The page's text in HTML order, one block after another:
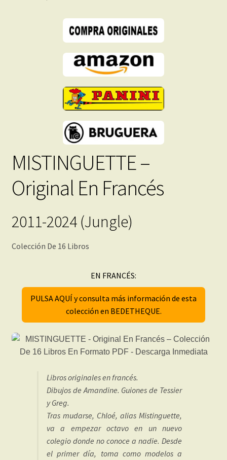
MISTINGUETTE –
Original En Francés
2011-2024 (Jungle)
Colección De 16 Libros
EN FRANCÉS:
PULSA AQUÍ y consulta más información de esta
colección en BEDETHEQUE.
Libros originales en francés.
Dibujos de Amandine. Guiones de Tessier
y Greg.
Tras mudarse, Chloé, alias Mistinguette,
va a empezar octavo en un nuevo
colegio donde no conoce a nadie. Desde
el primer día, toma como modelos a